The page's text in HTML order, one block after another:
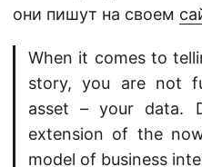
они пишут на своем
When it comes to
story, you are not
asset – your data.
extension of the
model of business